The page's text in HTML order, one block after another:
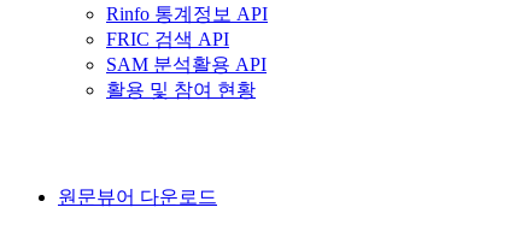
Rinfo 통계정보 API
FRIC 검색 API
SAM 분석활용 API
활용 및 참여 현황
원문뷰어 다운로드